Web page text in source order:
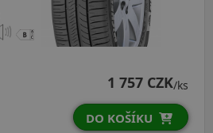
1 757 CZK/ks
DO KOŠÍKU